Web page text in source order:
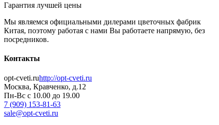
Гарантия лучшей цены
Мы являемся официальными дилерами цветочных фабрик
Китая, поэтому работая с нами Вы работаете напрямую, без
посредников.
Контакты
opt-cveti.ruhttp://opt-cveti.ru
Москва, Кравченко, д.12
Пн-Вс с 10.00 до 19.00
7 (909) 153-81-63
sale@opt-cveti.ru